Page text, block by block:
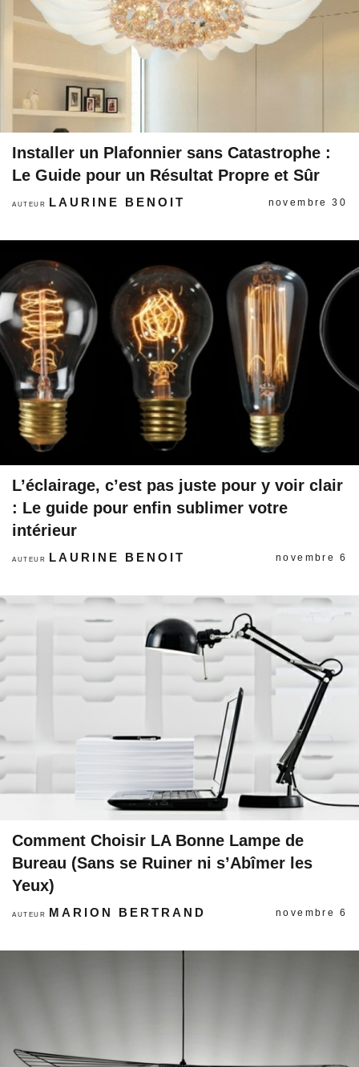
Installer un Plafonnier sans Catastrophe :
Le Guide pour un Résultat Propre et Sûr
AUTEUR LAURINE BENOIT novembre 30
L’éclairage, c’est pas juste pour y voir clair
: Le guide pour enfin sublimer votre
intérieur
AUTEUR LAURINE BENOIT novembre 6
Comment Choisir LA Bonne Lampe de
Bureau (Sans se Ruiner ni s’Abîmer les
Yeux)
AUTEUR MARION BERTRAND novembre 6